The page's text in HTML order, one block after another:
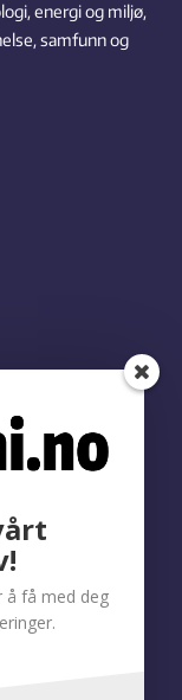
energi og miljø,
samfunn og
å få med deg